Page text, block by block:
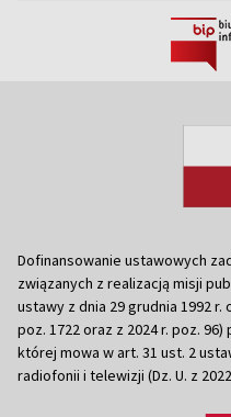
Dofinansowanie ustawowych
związanych z realizacją misji
ustawy z dnia 29 grudnia 1992 r.
poz. 1722 oraz z 2024 r. poz.
której mowa w art. 31 ust. 2
radiofonii i telewizji (Dz. U. z